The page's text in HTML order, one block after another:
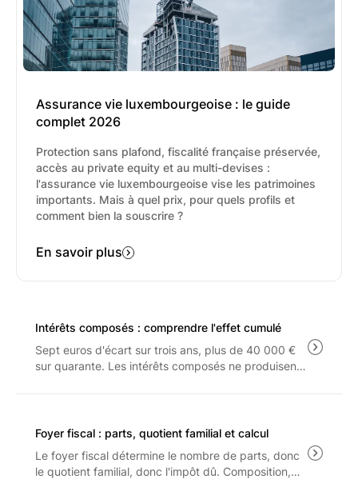
part de ses partenaires, changeant ainsi de
manière significative la relation client. Pour les
Conseillers en Gestion de Patrimoine
Indépendants (CGPI), la perception de
soient redistribuées au client.
Assurance vie luxembourgeoise : le guide
complet 2026
Protection sans plafond, fiscalité française préservée,
accès au private equity et au multi-devises :
l'assurance vie luxembourgeoise vise les patrimoines
importants. Mais à quel prix, pour quels profils et
comment bien la souscrire ?
En savoir plus
Intérêts composés : comprendre l'effet cumulé
Sept euros d'écart sur trois ans, plus de 40 000 €
sur quarante. Les intérêts composés ne produisent
Foyer fiscal : parts, quotient familial et calcul
Le foyer fiscal détermine le nombre de parts, donc
le quotient familial, donc l'impôt dû. Composition,